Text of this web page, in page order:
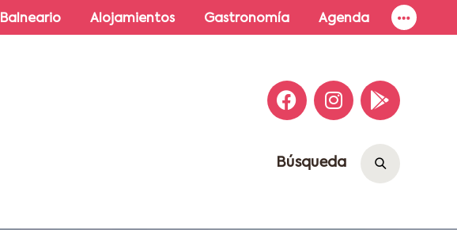
Balneario Alojamientos Gastronomía Agenda
Búsqueda